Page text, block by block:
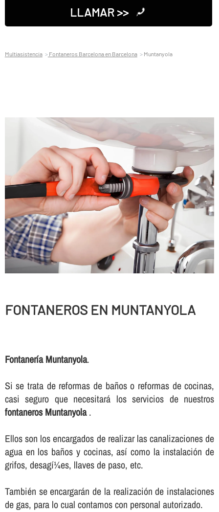
LLAMAR >>
Multiasistencia Fontaneros Barcelona en Barcelona Muntanyola
FONTANEROS EN MUNTANYOLA
Fontanerí­a Muntanyola.
Si se trata de reformas de baños o reformas de cocinas,
casi seguro que necesitará los servicios de nuestros
fontaneros Muntanyola.
Ellos son los encargados de realizar las canalizaciones de
agua en los baños y cocinas, así­ como la instalación de
grifos, desagí¼es, llaves de paso, etc.
También se encargarán de la realización de instalaciones
de gas, para lo cual contamos con personal autorizado.